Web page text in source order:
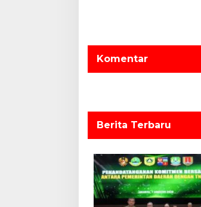
s
i
s
Komentar
Berita Terbaru